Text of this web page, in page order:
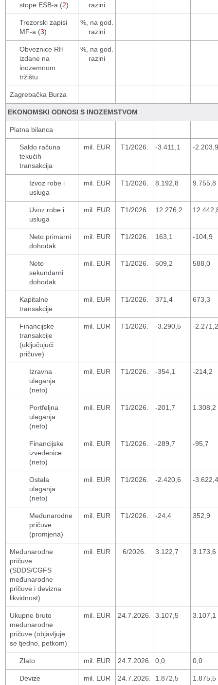
stope ESB-a (2) razini
Trezorski zapisi
MF-a (3)
%, na god.
razini
Obveznice RH
izdane na
inozemnom
tržištu
%, na god.
razini
Zagrebačka Burza
EKONOMSKI ODNOSI S INOZEMSTVOM
Platna bilanca
Saldo računa
tekućih
transakcija
mil. EUR T1/2026. -3.411,1 -2.203,9
Izvoz robe i
usluga
mil. EUR T1/2026. 8.192,8 9.755,8
Uvoz robe i
usluga
mil. EUR T1/2026. 12.276,2
Neto primarni
dohodak
mil. EUR T1/2026. 163,1 -104,9
Neto
sekundarni
dohodak
mil. EUR T1/2026. 509,2 588,0
Kapitalne
transakcije
mil. EUR T1/2026. 371,4 673,3
Financijske
transakcije
(uključujući
pričuve)
mil. EUR T1/2026. -3.290,5 -2.271,2
Izravna
ulaganja
(neto)
mil. EUR T1/2026. -354,1 -214,2
Portfeljna
ulaganja
(neto)
mil. EUR T1/2026. -201,7 1.308,2
Financijske
izvedenice
(neto)
mil. EUR T1/2026. -289,7 -95,7
Ostala
ulaganja
(neto)
mil. EUR T1/2026. -2.420,6 -3.622,4
Međunarodne
pričuve
(promjena)
mil. EUR T1/2026. -24,4 352,9
Međunarodne
pričuve
(SDDS/CGFS
međunarodne
pričuve i devizna
likvidnost)
mil. EUR 6/2026. 3.122,7 3.173,6
Ukupne bruto
međunarodne
pričuve (objavljuje
se tjedno, petkom)
mil. EUR 24.7.2026. 3.107,5 3.107,1
Zlato mil. EUR 24.7.2026. 0,0 0,0
Devize mil. EUR 24.7.2026. 1.872,5 1.875,5